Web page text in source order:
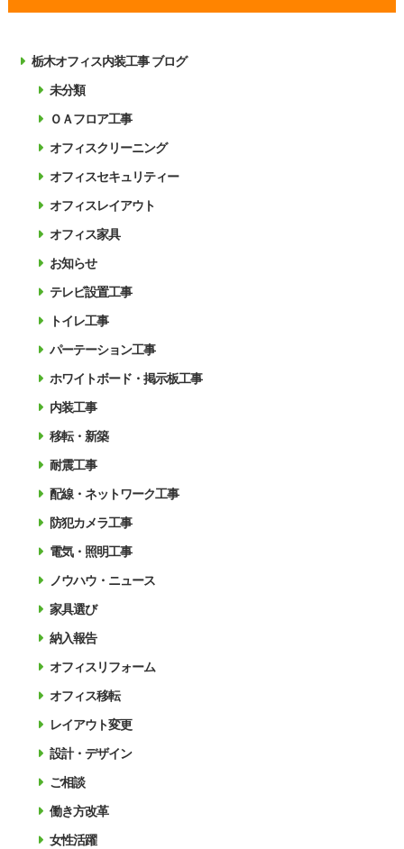
栃木オフィス内装工事 ブログ
未分類
ＯＡフロア工事
オフィスクリーニング
オフィスセキュリティー
オフィスレイアウト
オフィス家具
お知らせ
テレビ設置工事
トイレ工事
パーテーション工事
ホワイトボード・掲示板工事
内装工事
移転・新築
耐震工事
配線・ネットワーク工事
防犯カメラ工事
電気・照明工事
ノウハウ・ニュース
家具選び
納入報告
オフィスリフォーム
オフィス移転
レイアウト変更
設計・デザイン
ご相談
働き方改革
女性活躍